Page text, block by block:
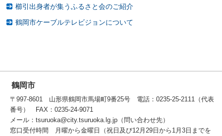
櫛引出身者が集うふるさと会のご紹介
鶴岡市ケーブルテレビジョンについて
鶴岡市
〒997-8601 山形県鶴岡市馬場町9番25号 電話：0235-25-2111（代表
番号） FAX：0235-24-9071
メール：tsuruoka@city.tsuruoka.lg.jp（問い合わせ先）
窓口受付時間 月曜から金曜日（祝日及び12月29日から1月3日までを